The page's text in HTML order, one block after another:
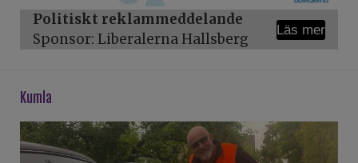
Politiskt reklammeddelande
Sponsor: Liberalerna Hallsberg
Läs mer
kumla